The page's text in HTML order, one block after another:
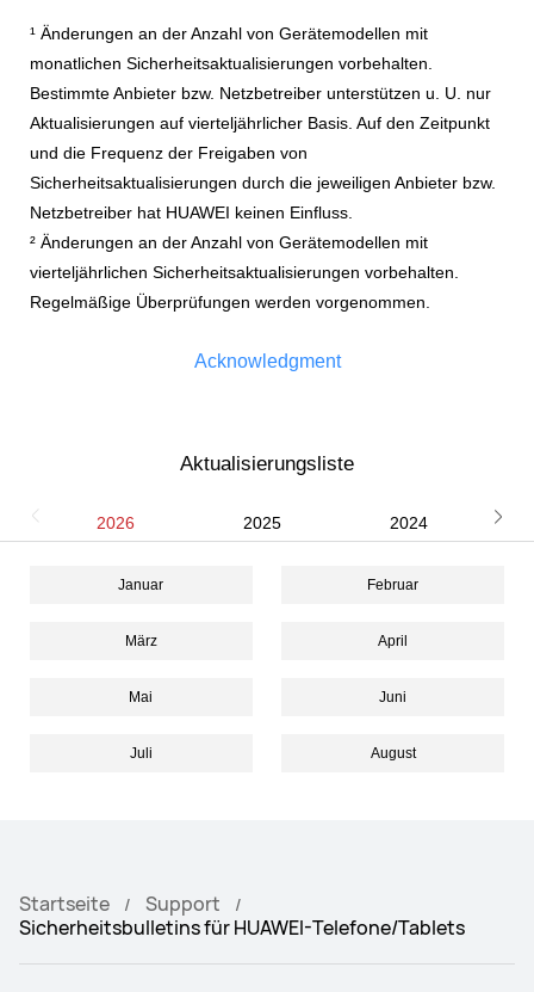
¹ Änderungen an der Anzahl von Gerätemodellen mit
monatlichen Sicherheitsaktualisierungen vorbehalten.
Bestimmte Anbieter bzw. Netzbetreiber unterstützen u. U. nur
Aktualisierungen auf vierteljährlicher Basis. Auf den Zeitpunkt
und die Frequenz der Freigaben von
Sicherheitsaktualisierungen durch die jeweiligen Anbieter bzw.
Netzbetreiber hat HUAWEI keinen Einfluss.
² Änderungen an der Anzahl von Gerätemodellen mit
vierteljährlichen Sicherheitsaktualisierungen vorbehalten.
Regelmäßige Überprüfungen werden vorgenommen.
Acknowledgment
Aktualisierungsliste
2026 2025 2024
Januar Februar
März April
Mai Juni
Juli August
Startseite
Support
Sicherheitsbulletins für HUAWEI-Telefone/Tablets